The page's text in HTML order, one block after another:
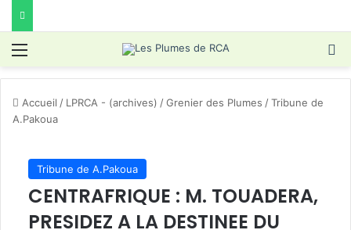
Menu
Accueil / LPRCA - (archives) /Grenier des Plumes /Tribune de
A.Pakoua
Tribune de A.Pakoua
CENTRAFRIQUE : M. TOUADERA,
PRESIDEZ A LA DESTINEE DU